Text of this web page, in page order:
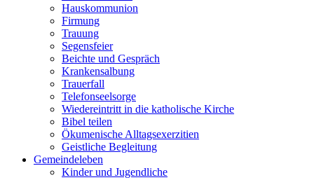
Hauskommunion
Firmung
Trauung
Segensfeier
Beichte und Gespräch
Krankensalbung
Trauerfall
Telefonseelsorge
Wiedereintritt in die katholische Kirche
Bibel teilen
Ökumenische Alltagsexerzitien
Geistliche Begleitung
Gemeindeleben
Kinder und Jugendliche